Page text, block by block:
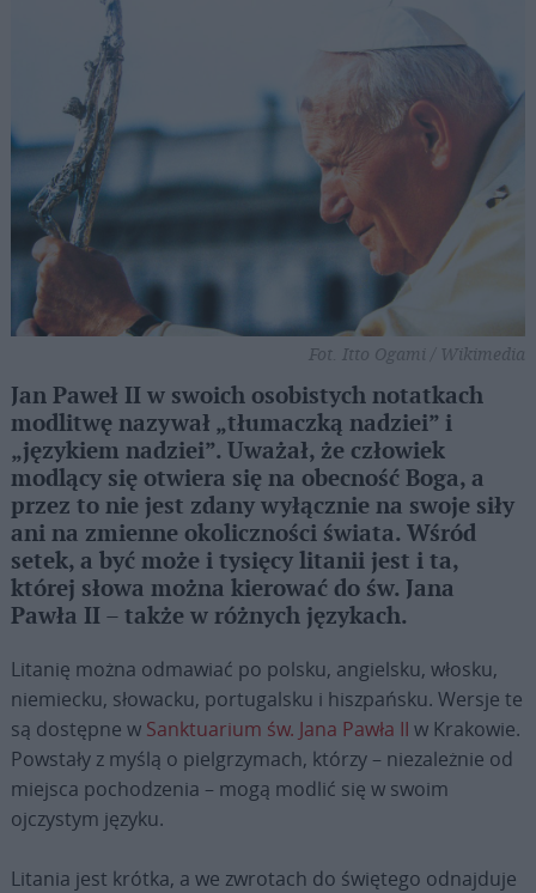
Fot. Itto Ogami / Wikimedia
Jan Paweł II w swoich osobistych notatkach
modlitwę nazywał „tłumaczką nadziei” i
„językiem nadziei”. Uważał, że człowiek
modlący się otwiera się na obecność Boga, a
przez to nie jest zdany wyłącznie na swoje siły
ani na zmienne okoliczności świata. Wśród
setek, a być może i tysięcy litanii jest i ta,
której słowa można kierować do św. Jana
Pawła II – także w różnych językach.
Litanię można odmawiać po polsku, angielsku, włosku,
niemiecku, słowacku, portugalsku i hiszpańsku. Wersje te
są dostępne w Sanktuarium św. Jana Pawła II w Krakowie.
Powstały z myślą o pielgrzymach, którzy – niezależnie od
miejsca pochodzenia – mogą modlić się w swoim
ojczystym języku.
Litania jest krótka, a we zwrotach do świętego odnajduje